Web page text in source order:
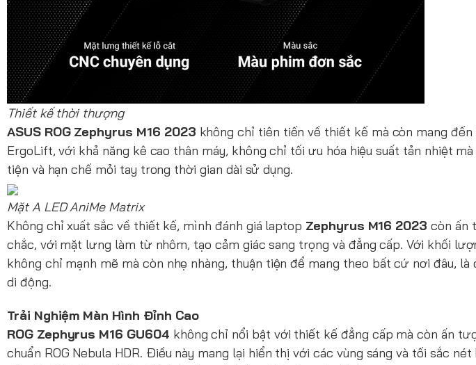
Thiết kế thời thượng
ASUS ROG Zephyrus M16 2023 không chỉ tiên tiến về thiết kế mà còn mang
ErgoLift, với khả năng kê cao thân máy, không chỉ tối ưu hóa hiệu suất tản nhiệt
tiện và hạn chế mỏi tay trong thời gian dài sử dụng.
Mặt A LED AniMe Matrix
Không chỉ xuất sắc về thiết kế, mình đánh giá laptop Zephyrus M16 2023 còn ấn
chắc, với mặt lưng làm từ nhôm, tạo cảm giác sang trọng và đẳng cấp. Với khối
không chỉ mạnh mẽ mà còn nhẹ nhàng, thuận tiện để mang theo bất cứ nơi đâu,
di động.
Trải Nghiệm Màn Hình Đỉnh Cao
ROG Zephyrus M16 GU604 không chỉ nổi bật với thiết kế đẳng cấp mà còn ấn
chuẩn ROG Nebula HDR. Điều này mang lại hiển thị với các vùng sáng và tối sắc